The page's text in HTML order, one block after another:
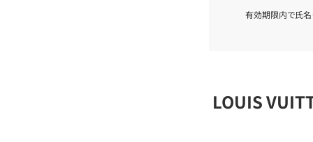
有効期限内で氏名
LOUIS